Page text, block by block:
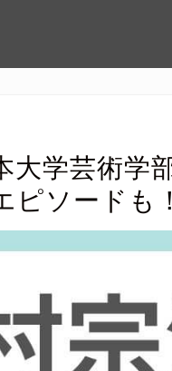
大学芸術学
ピソードも！